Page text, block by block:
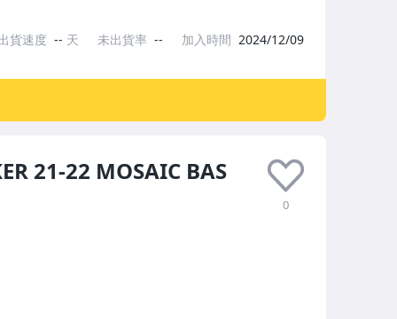
21-22 MOSAIC BAS
0
貨速度 -- 天 未出貨率 -- 加入時間 2024/12/09